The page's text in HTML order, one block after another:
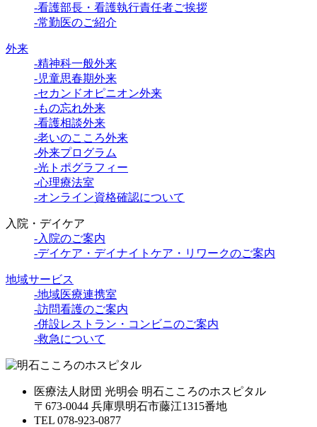
-看護部長・看護執行責任者ご挨拶
-常勤医のご紹介
外来
-精神科一般外来
-児童思春期外来
-セカンドオピニオン外来
-もの忘れ外来
-看護相談外来
-老いのこころ外来
-外来プログラム
-光トポグラフィー
-心理療法室
-オンライン資格確認について
入院・デイケア
-入院のご案内
-デイケア・デイナイトケア・リワークのご案内
地域サービス
-地域医療連携室
-訪問看護のご案内
-併設レストラン・コンビニのご案内
-救急について
医療法人財団 光明会 明石こころのホスピタル
〒673-0044 兵庫県明石市藤江1315番地
TEL 078-923-0877